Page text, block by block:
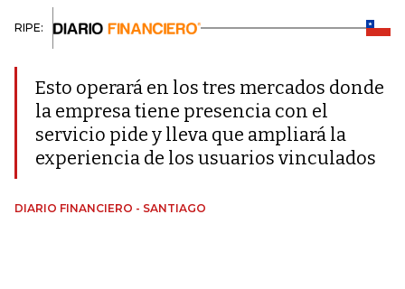
RIPE:
Esto operará en los tres mercados donde
la empresa tiene presencia con el
servicio pide y lleva que ampliará la
experiencia de los usuarios vinculados
DIARIO FINANCIERO - SANTIAGO